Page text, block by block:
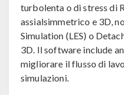
turbolenta o di stress di
assialsimmetrico e 3D,
Simulation (LES) o
3D. Il software include
migliorare il flusso di
simulazioni.